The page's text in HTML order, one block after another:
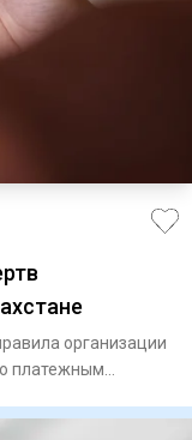
организации
платежным